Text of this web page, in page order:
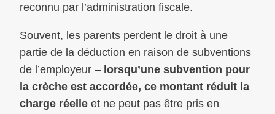
reconnu par l’administration fiscale.
Souvent, les parents perdent le droit à une
partie de la déduction en raison de subventions
de l’employeur – lorsqu’une subvention pour
la crèche est accordée, ce montant réduit la
charge réelle et ne peut pas être pris en